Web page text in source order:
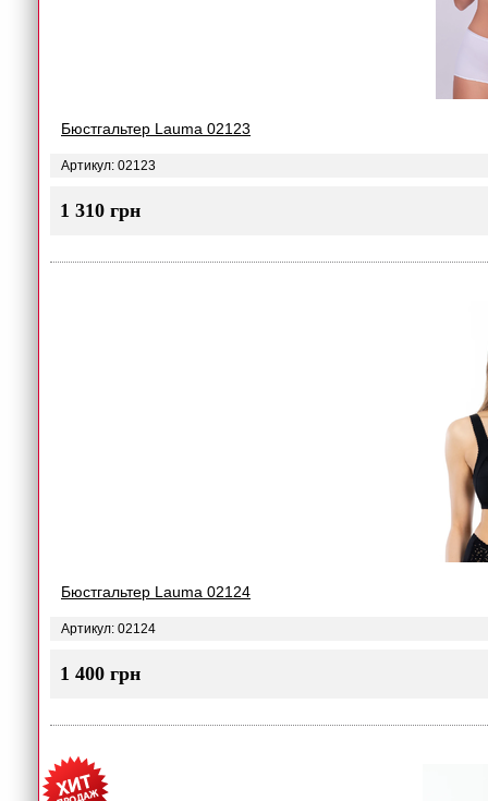
Бюстгальтер Lauma 02123
Артикул: 02123
1 310 грн
Бюстгальтер Lauma 02124
Артикул: 02124
1 400 грн